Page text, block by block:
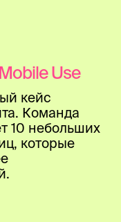
Use
кейс
Команда
10 небольших
которые